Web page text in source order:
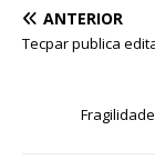
ANTERIOR
Tecpar publica